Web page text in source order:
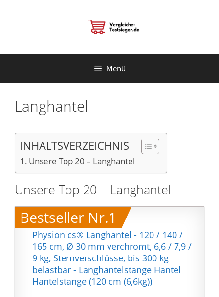
Menü
Langhantel
INHALTSVERZEICHNIS
Unsere Top 20 – Langhantel
Unsere Top 20 – Langhantel
Bestseller Nr.1
Physionics® Langhantel - 120 / 140 /
165 cm, Ø 30 mm verchromt, 6,6 / 7,9 /
9 kg, Sternverschlüsse, bis 300 kg
belastbar - Langhantelstange Hantel
Hantelstange (120 cm (6,6kg))